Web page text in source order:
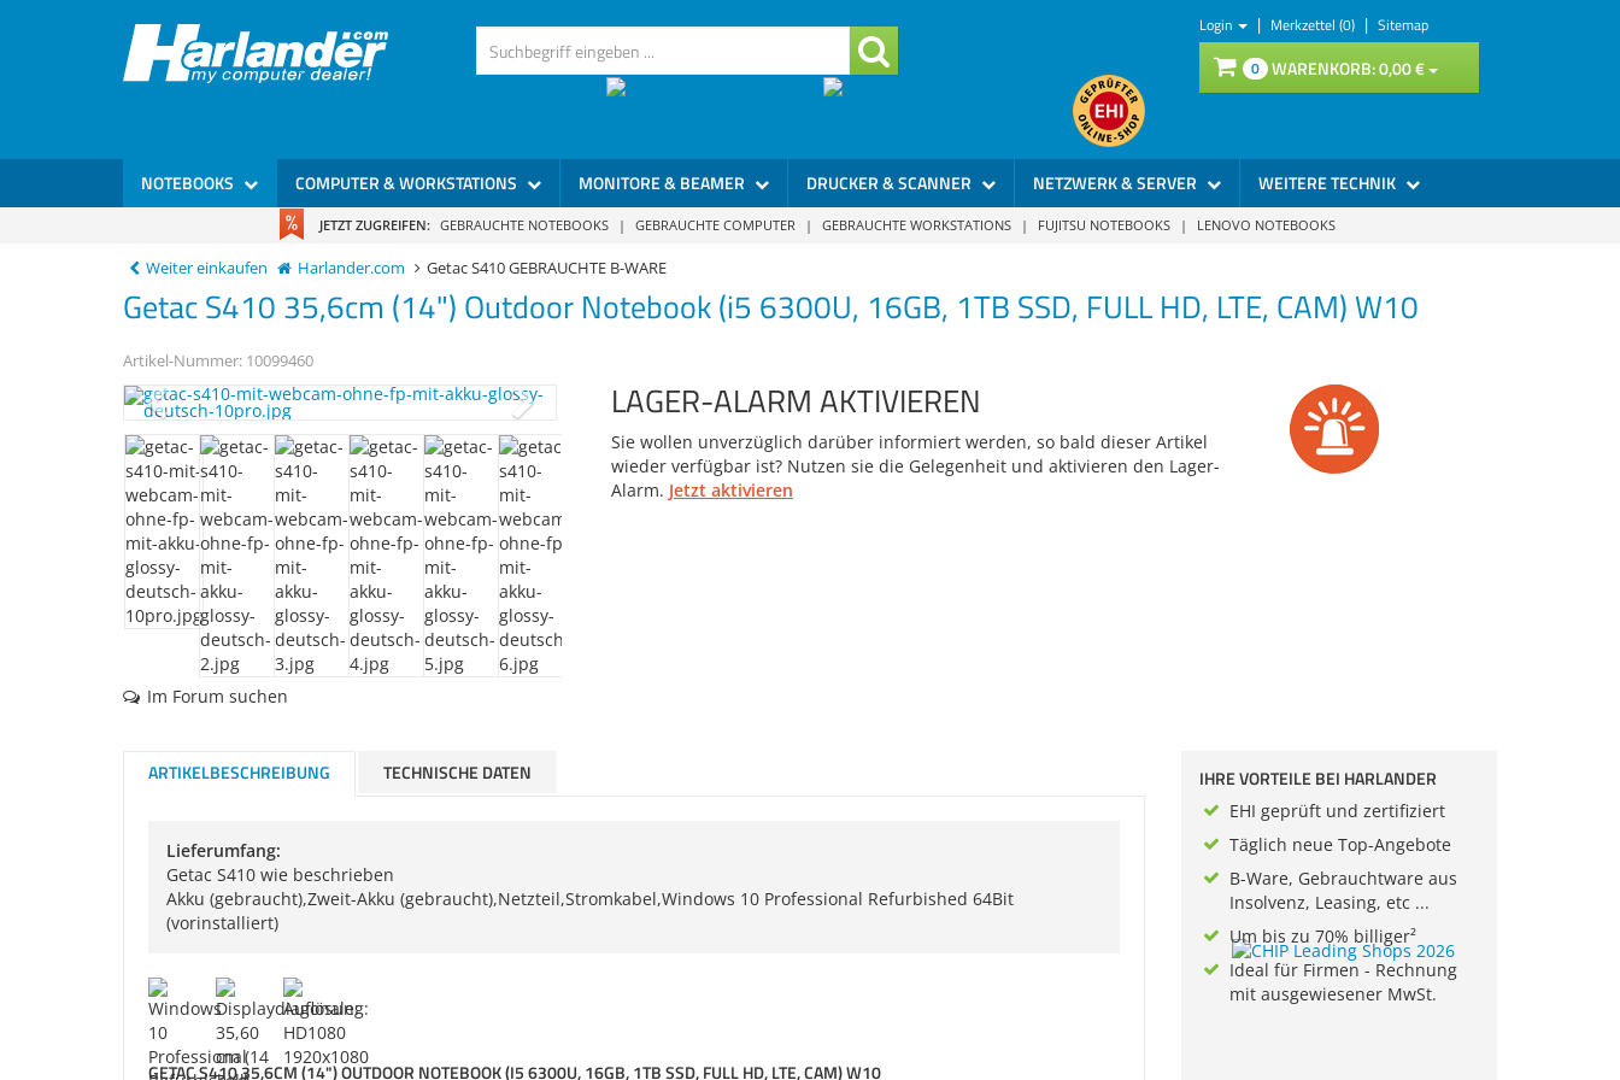
Login | Merkzettel (0) | Sitemap
0 WARENKORB:0,00€
NOTEBOOKS COMPUTER & WORKSTATIONS MONITORE & BEAMER DRUCKER & SCANNER NETZWERK & SERVER WEITERE TECHNIK
JETZT ZUGREIFEN: GEBRAUCHTE NOTEBOOKS | GEBRAUCHTE COMPUTER | GEBRAUCHTE WORKSTATIONS | FUJITSU NOTEBOOKS | LENOVO NOTEBOOKS
Weiter einkaufen Harlander.com Getac S410 GEBRAUCHTE B-WARE
GetacS410 35,6cm (14") Outdoor Notebook (i5 6300U, 16GB, 1TB SSD, FULL HD, LTE, CAM) W10
Artikel-Nummer: 10099460
Im Forum suchen
LAGER-ALARM AKTIVIEREN
Sie wollen unverzüglich darüber informiert werden, so bald dieser Artikel
wieder verfügbar ist? Nutzen sie die Gelegenheit und aktivieren den Lager-
Alarm. Jetzt aktivieren
ARTIKELBESCHREIBUNG TECHNISCHE DATEN
Lieferumfang:
Getac S410 wie beschrieben
Akku (gebraucht),Zweit-Akku (gebraucht),Netzteil,Stromkabel,Windows 10 Professional Refurbished 64Bit
(vorinstalliert)
GETAC S410 35,6CM (14") OUTDOOR NOTEBOOK (I5 6300U, 16GB, 1TB SSD, FULL HD, LTE, CAM) W10
IHRE VORTEILE BEI HARLANDER
EHI geprüft und zertifiziert
Täglich neue Top-Angebote
B-Ware, Gebrauchtware aus
Insolvenz, Leasing, etc ...
Um bis zu 70% billiger²
Ideal für Firmen - Rechnung
mit ausgewiesener MwSt.